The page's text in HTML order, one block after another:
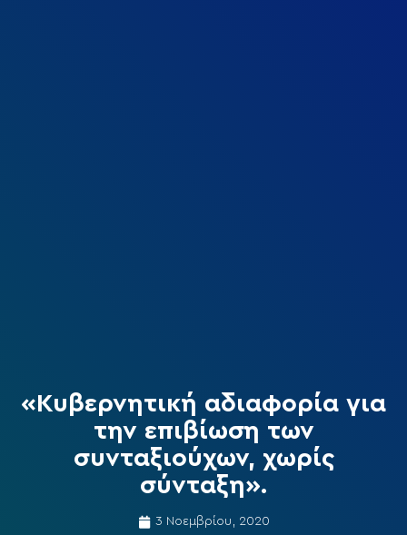
«Κυβερνητική αδιαφορία για
την επιβίωση των
συνταξιούχων, χωρίς
σύνταξη».
3 Νοεμβρίου, 2020